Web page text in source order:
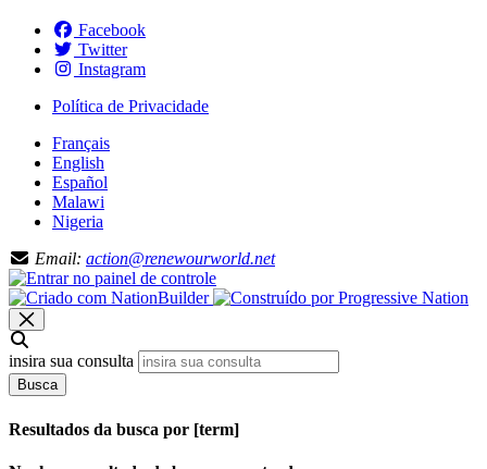
Facebook
Twitter
Instagram
Política de Privacidade
Français
English
Español
Malawi
Nigeria
Email: action@renewourworld.net
insira sua consulta
Busca
Resultados da busca por [term]